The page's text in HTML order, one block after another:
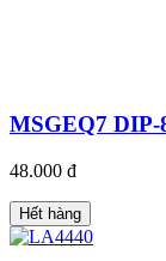
MSGEQ7 DIP-
48.000 đ
Hết hàng